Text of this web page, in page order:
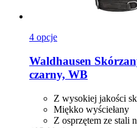
4 opcje
Waldhausen
czarny, WB
Z wysokiej jakości
Miękko wyściełany
Z osprzętem ze stali